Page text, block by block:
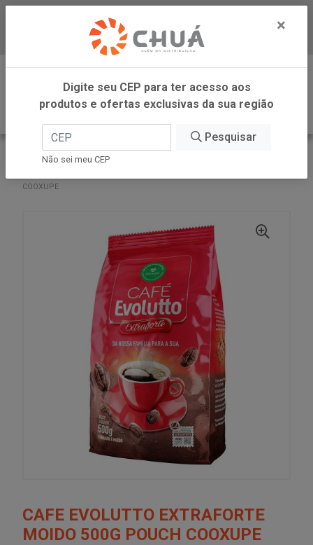
Baixe já nosso APP
0
INÍCIO
COOXUPE CAFES
COOXUPE
CAFE EVOLUTTO EXTRAFORTE
MOIDO 500G POUCH COOXUPE
×
Digite seu CEP para ter acesso aos
produtos e ofertas exclusivas da sua região
Pesquisar
Não sei meu CEP